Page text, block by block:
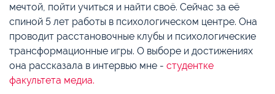
мечтой, пойти учиться и найти своё. Сейчас за её
спиной 5 лет работы в психологическом центре. Она
проводит расстановочные клубы и психологические
трансформационные игры. О выборе и достижениях
она рассказала в интервью мне - студентке
факультета медиа.